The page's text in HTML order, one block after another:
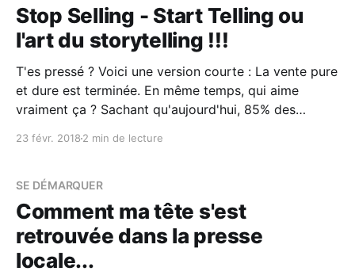
Stop Selling - Start Telling ou
l'art du storytelling !!!
T'es pressé ? Voici une version courte : La vente pure
et dure est terminée. En même temps, qui aime
vraiment ça ? Sachant qu'aujourd'hui, 85% des
23 févr. 2018 2 min de lecture
SE DÉMARQUER
Comment ma tête s'est
retrouvée dans la presse
locale...